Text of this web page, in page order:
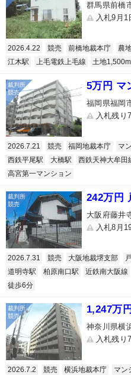
群馬県前橋
入札9月1
2026.4.22 競売 前橋地裁本庁 農
江木駅
上毛電鉄上毛線 土地
5万円 マ
福岡県福岡
入札残り
2026.7.21 競売 福岡地裁本庁 マ
西鉄平尾駅
大橋駅 西鉄天神大牟田
高宮第一マンション
242万円
大阪府藤井
入札8月
2026.7.31 競売 大阪地裁堺支部
道明寺駅
柏原南口駅 近鉄南大阪線
徒歩6分
1,247万
神奈川県横
入札残り
2026.7.2 競売 横浜地裁本庁 マン